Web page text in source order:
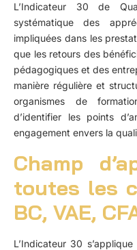
L’Indicateur 30 de
systématique des
impliquées dans les
que les retours des
pédagogiques et des
manière régulière et
organismes de
d’identifier les points
engagement envers la
Champ
toutes les
BC, VAE,
L’Indicateur 30